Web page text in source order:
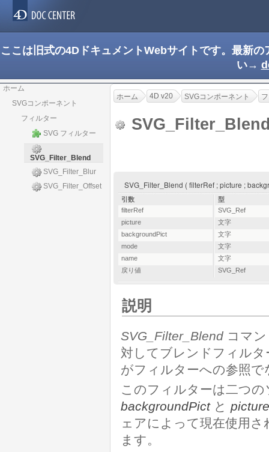
ここは旧式の4DドキュメントWebサイトです。最新
い→
ホーム
SVGコンポーネント
フィルター
SVG フィルター
SVG_Filter_Blend
SVG_Filter_Blur
SVG_Filter_Offset
ホーム 4D v20 SVGコンポーネント
SVG_Filter_Blend ( filterRef ; picture ;
引数
型
filterRef
SVG_Ref
picture
文字
backgroundPict
文字
mode
文字
name
文字
戻り値
SVG_Ref
説明
SVG_Filter_Blend コマ
対してブレンドフィル
がフィルターへの参照
このフィルターは二つ
backgroundPictと picture
ェアによって現在使用
ます。